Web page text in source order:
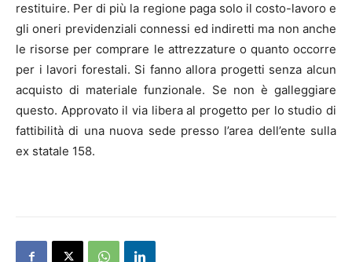
restituire. Per di più la regione paga solo il costo-lavoro e
gli oneri previdenziali connessi ed indiretti ma non anche
le risorse per comprare le attrezzature o quanto occorre
per i lavori forestali. Si fanno allora progetti senza alcun
acquisto di materiale funzionale. Se non è galleggiare
questo. Approvato il via libera al progetto per lo studio di
fattibilità di una nuova sede presso l’area dell’ente sulla
ex statale 158.